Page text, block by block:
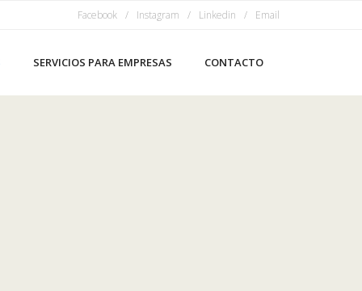
Facebook Instagram Linkedin Email
SERVICIOS PARA EMPRESAS CONTACTO